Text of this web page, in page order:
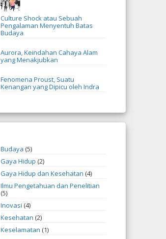
Culture Shock atau Sebuah
Pengalaman Menyentuh Batas
Budaya
Aurora, Keindahan Cahaya Alam
yang Menakjubkan
Fenomena Proust, Suatu
Kenangan yang Dipicu oleh Indra
Budaya (5)
Gaya Hidup (2)
Gaya Hidup dan Kesehatan (4)
Ilmu Pengetahuan dan Penelitian
(5)
Inovasi (4)
Kesehatan (2)
Keselamatan (1)